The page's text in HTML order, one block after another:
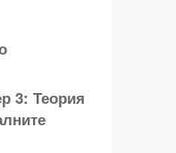
3: Теория